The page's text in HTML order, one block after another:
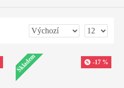
Skladem -17 %